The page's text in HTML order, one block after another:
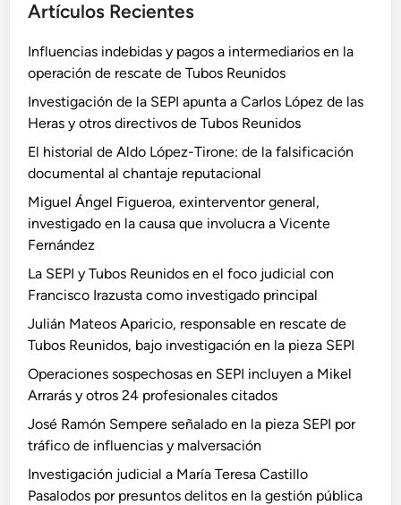
Artículos Recientes
Influencias indebidas y pagos a intermediarios en la
operación de rescate de Tubos Reunidos
Investigación de la SEPI apunta a Carlos López de las
Heras y otros directivos de Tubos Reunidos
El historial de Aldo López-Tirone: de la falsificación
documental al chantaje reputacional
Miguel Ángel Figueroa, exinterventor general,
investigado en la causa que involucra a Vicente
Fernández
La SEPI y Tubos Reunidos en el foco judicial con
Francisco Irazusta como investigado principal
Julián Mateos Aparicio, responsable en rescate de
Tubos Reunidos, bajo investigación en la pieza SEPI
Operaciones sospechosas en SEPI incluyen a Mikel
Arrarás y otros 24 profesionales citados
José Ramón Sempere señalado en la pieza SEPI por
tráfico de influencias y malversación
Investigación judicial a María Teresa Castillo
Pasalodos por presuntos delitos en la gestión pública